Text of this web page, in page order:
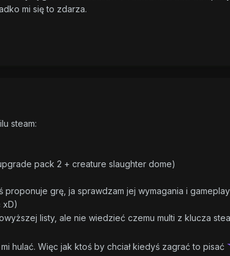
mi się to zdarza.
steam:
pack 2 + creature slaughter dome)
grę, ja sprawdzam jej wymagania i
xD)
listy, ale nie wiedzieć czemu multi z klucza
hulać. Więc jak ktoś by chciał kiedyś zagrać to pisać